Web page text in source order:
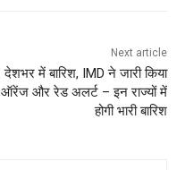
Next article
देशभर में बारिश, IMD ने जारी किया
ऑरेंज और रेड अलर्ट – इन राज्यों में
होगी भारी बारिश